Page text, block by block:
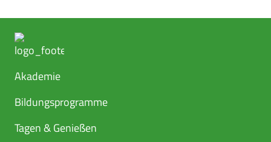
Akademie
Bildungsprogramme
Tagen & Genießen